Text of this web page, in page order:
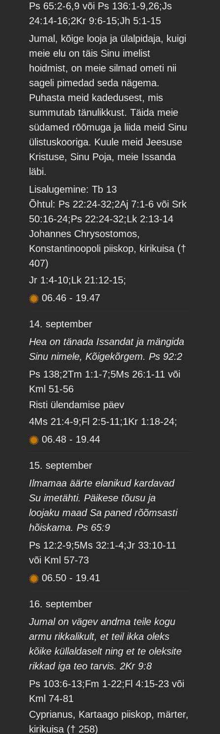
Ps 65:2-6,9 või Ps 136:1-9,26;Js
24:14-16;2Kr 9:6-15;Jh 5:1-15
Jumal, kõige looja ja ülalpidaja, kuigi
meie elu on täis Sinu imelist
hoidmist, on meie silmad ometi nii
sageli pimedad seda nägema.
Puhasta meid kadedusest, mis
summutab tänulikkust. Täida meie
südamed rõõmuga ja liida meid Sinu
ülistuskooriga. Kuule meid Jeesuse
Kristuse, Sinu Poja, meie Issanda
läbi.
Lisalugemine: Tb 13
Õhtul: Ps 22:24-32;2Aj 7:1-6 või Srk
50:16-24;Ps 22:24-32;Lk 2:13-14
Johannes Chrysostomos,
Konstantinoopoli piiskop, kirikuisa (†
407)
Jr 1:4-10;Lk 21:12-15;
06.46 - 19.47
14. september
Hea on tänada Issandat ja mängida
Sinu nimele, Kõigekõrgem. Ps 92:2
Ps 138;2Tm 1:1-7;5Ms 26:1-11 või
Kml 51-56
Risti ülendamise päev
4Ms 21:4-9;Fl 2:5-11;1Kr 1:18-24;
06.48 - 19.44
15. september
Ilmamaa äärte elanikud kardavad
Su imetähti. Päikese tõusu ja
loojaku maad Sa paned rõõmsasti
hõiskama. Ps 65:9
Ps 12:2-9;5Ms 32:1-4;Jr 33:10-11
või Kml 57-73
06.50 - 19.41
16. september
Jumal on vägev andma teile kogu
armu rikkalikult, et teil ikka oleks
kõike küllaldaselt ning et te oleksite
rikkad iga teo tarvis. 2Kr 9:8
Ps 103:6-13;Fm 1-22;Fl 4:15-23 või
Kml 74-81
Cyprianus, Kartaago piiskop, märter,
kirikuisa († 258)